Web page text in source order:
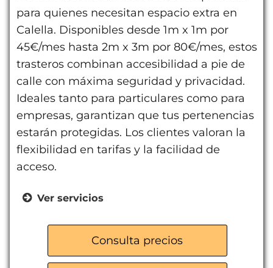
para quienes necesitan espacio extra en
Calella. Disponibles desde 1m x 1m por
45€/mes hasta 2m x 3m por 80€/mes, estos
trasteros combinan accesibilidad a pie de
calle con máxima seguridad y privacidad.
Ideales tanto para particulares como para
empresas, garantizan que tus pertenencias
estarán protegidas. Los clientes valoran la
flexibilidad en tarifas y la facilidad de
acceso.
Ver servicios
Fácil acceso a pie de calle
Consulta precios